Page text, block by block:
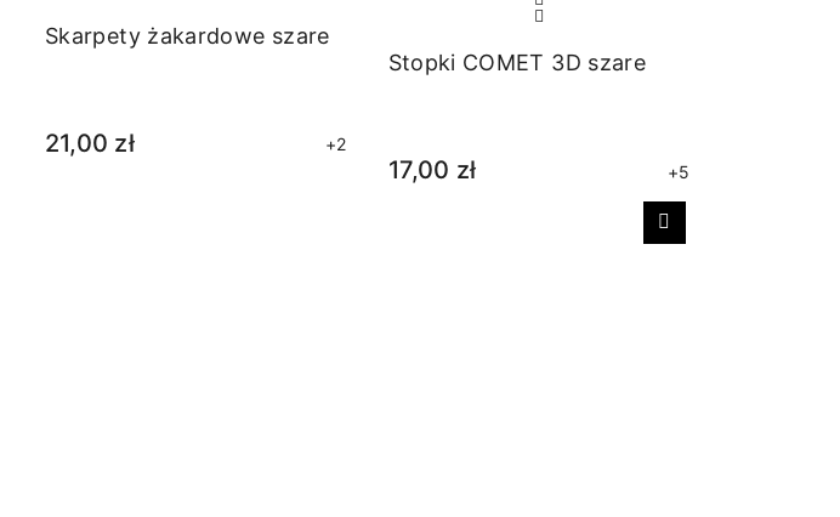
Skarpety żakardowe szare
21,00 zł +2
Stopki COMET 3D szare
17,00 zł +5
Następny